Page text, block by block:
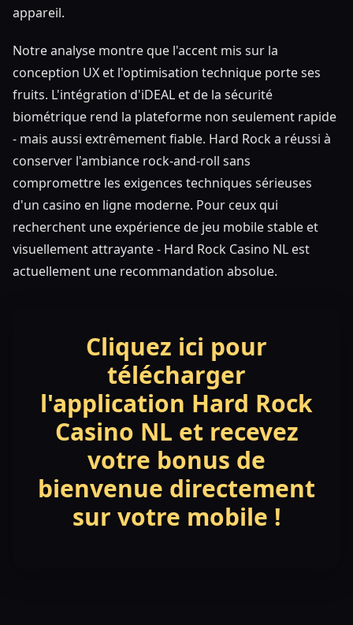
appareil.
Notre analyse montre que l'accent mis sur la
conception UX et l'optimisation technique porte ses
fruits. L'intégration d'iDEAL et de la sécurité
biométrique rend la plateforme non seulement rapide
- mais aussi extrêmement fiable. Hard Rock a réussi à
conserver l'ambiance rock-and-roll sans
compromettre les exigences techniques sérieuses
d'un casino en ligne moderne. Pour ceux qui
recherchent une expérience de jeu mobile stable et
visuellement attrayante - Hard Rock Casino NL est
actuellement une recommandation absolue.
Cliquez ici pour
télécharger
l'application Hard Rock
Casino NL et recevez
votre bonus de
bienvenue directement
sur votre mobile !